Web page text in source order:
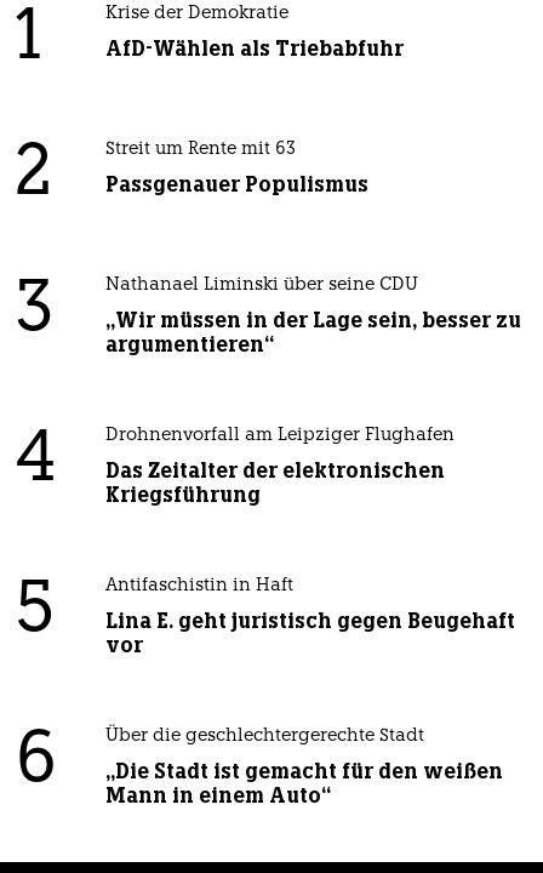
1 Krise der Demokratie
AfD-Wählen als Triebabfuhr
2 Streit um Rente mit 63
Passgenauer Populismus
3 Nathanael Liminski über seine CDU
„Wir müssen in der Lage sein, besser zu
argumentieren“
4 Drohnenvorfall am Leipziger Flughafen
Das Zeitalter der elektronischen
Kriegsführung
5 Antifaschistin in Haft
Lina E. geht juristisch gegen Beugehaft
vor
6 Über die geschlechtergerechte Stadt
„Die Stadt ist gemacht für den weißen
Mann in einem Auto“